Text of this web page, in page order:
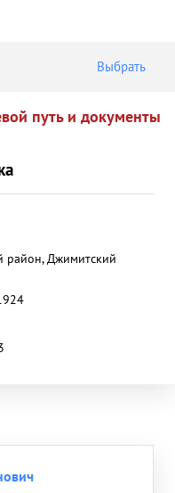
Выбрать
путь и документы
район, Джимитский